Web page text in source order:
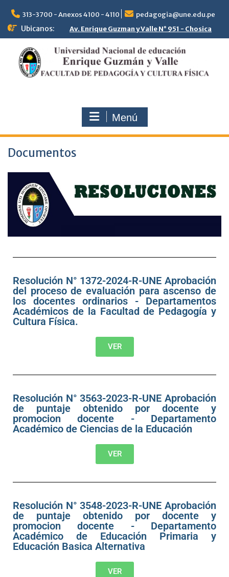
313-3700 - Anexos 4100 - 4110 pedagogia@une.edu.pe
Ubicanos: Av. Enrique Guzman y Valle N° 951 - Chosica
Menú
Documentos
Resolución N° 1372-2024-R-UNE Aprobación
del proceso de evaluación para ascenso de
los docentes ordinarios - Departamentos
Académicos de la Facultad de Pedagogía y
Cultura Física.
VER
Resolución N° 3563-2023-R-UNE Aprobación
de puntaje obtenido por docente y
promocion docente - Departamento
Académico de Ciencias de la Educación
VER
Resolución N° 3548-2023-R-UNE Aprobación
de puntaje obtenido por docente y
promocion docente - Departamento
Académico de Educación Primaria y
Educación Basica Alternativa
VER